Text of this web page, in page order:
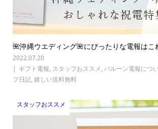
🌺沖縄ウエディング🌺にぴったりな電報はこ
2022.07.20
ギフト電報, スタッフおススメ, バルーン電報につ
フ日記, 嬉しい送料無料
スタッフおススメ